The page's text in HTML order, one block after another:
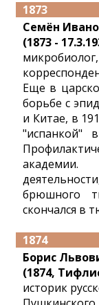
1873
Семён
(1873 -
Еще в
борьбе с
и Китае, в
"испанкой"
академии.
брюшного
скончался в
1874
Борис
(1874,
историк